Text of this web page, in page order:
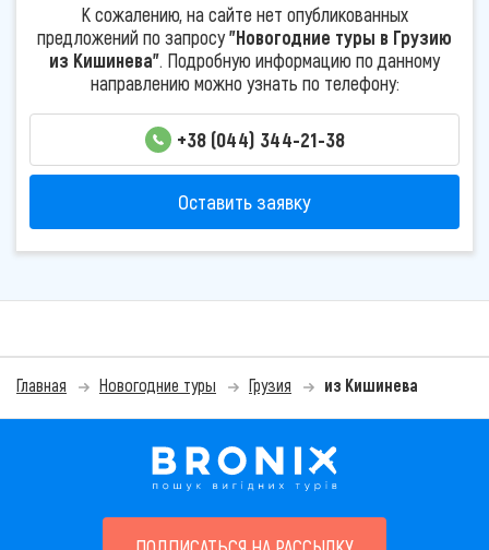
К сожалению, на сайте нет опубликованных
предложений по запросу"Новогодние туры в Грузию
из Кишинева". Подробную информацию по данному
направлению можно узнать по телефону:
+38 (044) 344-21-38
Оставить заявку
Главная Новогодние туры Грузия из Кишинева